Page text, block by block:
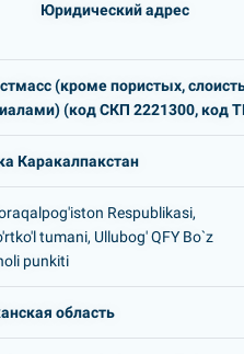
Юридический адрес
(кроме пористых,
(код СКП 2221300, код
Каракалпакстан
Respublikasi,
tumani, Ullubog' QFY Bo`z
punkiti
область